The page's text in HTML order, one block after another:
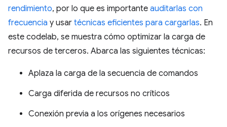
rendimiento, por lo que es importante auditarlas con
frecuencia y usar técnicas eficientes para cargarlas. En
este codelab, se muestra cómo optimizar la carga de
recursos de terceros. Abarca las siguientes técnicas:
Aplaza la carga de la secuencia de comandos
Carga diferida de recursos no críticos
Conexión previa a los orígenes necesarios